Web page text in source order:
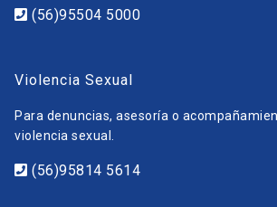
(56)95504 5000
Violencia Sexual
Para denuncias, asesoría o
violencia sexual.
(56)95814 5614